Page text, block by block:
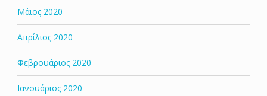
Μάιος 2020
Απρίλιος 2020
Φεβρουάριος 2020
Ιανουάριος 2020